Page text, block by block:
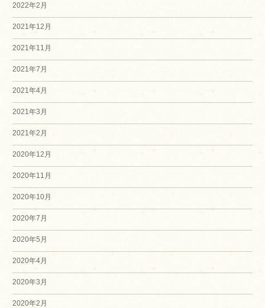
2022年2月
2021年12月
2021年11月
2021年7月
2021年4月
2021年3月
2021年2月
2020年12月
2020年11月
2020年10月
2020年7月
2020年5月
2020年4月
2020年3月
2020年2月